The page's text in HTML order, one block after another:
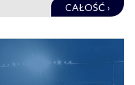
CAŁOŚĆ ›